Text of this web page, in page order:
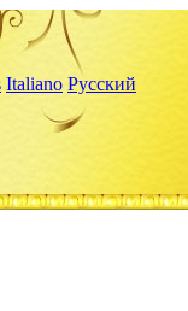
Italiano Русский